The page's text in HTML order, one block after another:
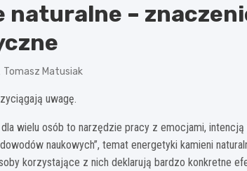
naturalne –
Tomasz Matusiak
uwagę.
wielu osób to narzędzie pracy z emocjami,
naukowych”, temat energetyki kamieni
korzystające z nich deklarują bardzo konkretne